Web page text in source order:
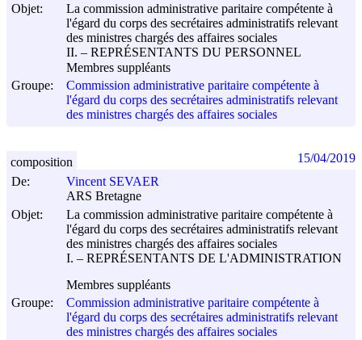
Objet:
La commission administrative paritaire compétente à
l'égard du corps des secrétaires administratifs relevant
des ministres chargés des affaires sociales
II. – REPRÉSENTANTS DU PERSONNEL
Membres suppléants
Groupe:
Commission administrative paritaire compétente à
l'égard du corps des secrétaires administratifs relevant
des ministres chargés des affaires sociales
De:
Vincent SEVAER
ARS Bretagne
Objet:
La commission administrative paritaire compétente à
l'égard du corps des secrétaires administratifs relevant
des ministres chargés des affaires sociales
I. – REPRÉSENTANTS DE L'ADMINISTRATION
Membres suppléants
Groupe:
Commission administrative paritaire compétente à
l'égard du corps des secrétaires administratifs relevant
des ministres chargés des affaires sociales
composition 15/04/2019